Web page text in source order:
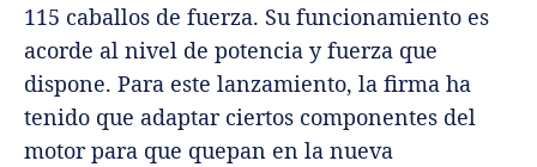
115 caballos de fuerza. Su funcionamiento es
acorde al nivel de potencia y fuerza que
dispone. Para este lanzamiento, la firma ha
tenido que adaptar ciertos componentes del
motor para que quepan en la nueva